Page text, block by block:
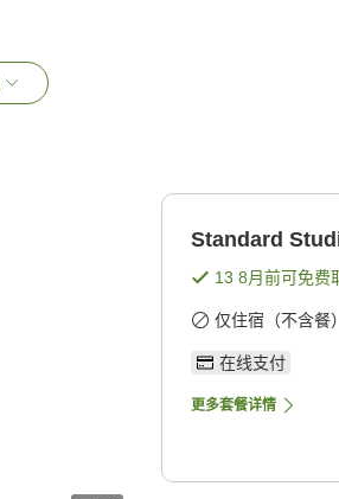
Standard
13 8月前可免费
仅住宿（不含餐）
在线支付
更多套餐详情